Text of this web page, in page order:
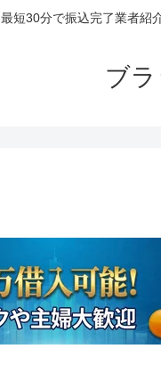
最短30分で振込完了業者紹
ブ